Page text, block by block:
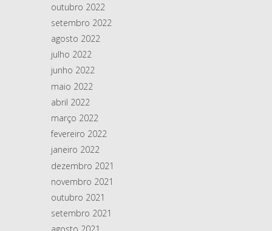
outubro 2022
setembro 2022
agosto 2022
julho 2022
junho 2022
maio 2022
abril 2022
março 2022
fevereiro 2022
janeiro 2022
dezembro 2021
novembro 2021
outubro 2021
setembro 2021